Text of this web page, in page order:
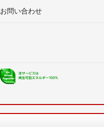
お問い合わせ